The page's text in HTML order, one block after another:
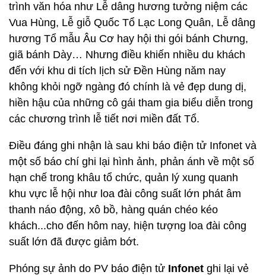
trình văn hóa như Lễ dâng hương tưởng niệm các
Vua Hùng, Lễ giỗ Quốc Tổ Lạc Long Quân, Lễ dâng
hương Tổ mẫu Âu Cơ hay hội thi gói bánh Chưng,
giã bánh Dày… Nhưng điều khiến nhiều du khách
đến với khu di tích lịch sử Đền Hùng năm nay
không khỏi ngỡ ngàng đó chính là vẻ đẹp dung dị,
hiền hậu của những cô gái tham gia biểu diễn trong
các chương trình lễ tiết nơi miền đất Tổ.
Điều đáng ghi nhận là sau khi báo điện tử Infonet và
một số báo chí ghi lại hình ảnh, phản ánh về một số
hạn chế trong khâu tổ chức, quản lý xung quanh
khu vực lễ hội như loa đài công suất lớn phát âm
thanh náo động, xô bồ, hàng quán chéo kéo
khách...cho đến hôm nay, hiện tượng loa đài công
suất lớn đã được giảm bớt.
Phóng sự ảnh do PV báo điện tử Infonet ghi lại vẻ